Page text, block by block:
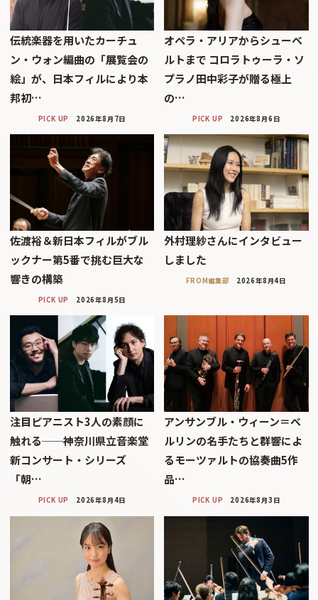
伝統楽器を用いたカーチュ
ン・ウォン編曲の「展覧会の
絵」が、日本フィルにより本
邦初…
PICK UP 2026年8月7日
オペラ・アリアからシューベ
ルトまで コロラトゥーラ・ソ
プラノ田中彩子が贈る極上
の…
PICK UP 2026年8月6日
佐渡裕＆新日本フィルがブル
ックナー第5番で挑む巨大な
響きの構築
PICK UP 2026年8月5日
外村理紗さんにインタビュー
しました
FROM編集部 2026年8月4日
注目ピアニスト3人の素顔に
触れる──神奈川県立音楽堂
新コンサート・シリーズ
「朝…
PICK UP 2026年8月4日
アンサンブル・ウィーン＝ベ
ルリンの名手たちと群響によ
るモーツァルトの協奏曲5作
品…
PICK UP 2026年8月3日